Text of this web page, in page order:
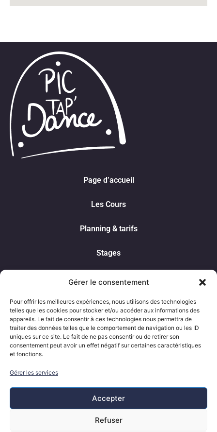
Gérer le consentement
Pour offrir les meilleures expériences, nous utilisons des technologies
telles que les cookies pour stocker et/ou accéder aux informations des
appareils. Le fait de consentir à ces technologies nous permettra de
traiter des données telles que le comportement de navigation ou les ID
uniques sur ce site. Le fait de ne pas consentir ou de retirer son
consentement peut avoir un effet négatif sur certaines caractéristiques
et fonctions.
Gérer les services
Accepter
Refuser
Page d’accueil
Les Cours
Planning & tarifs
Stages
Spectacle
Contact
Nous contacter
0617397641